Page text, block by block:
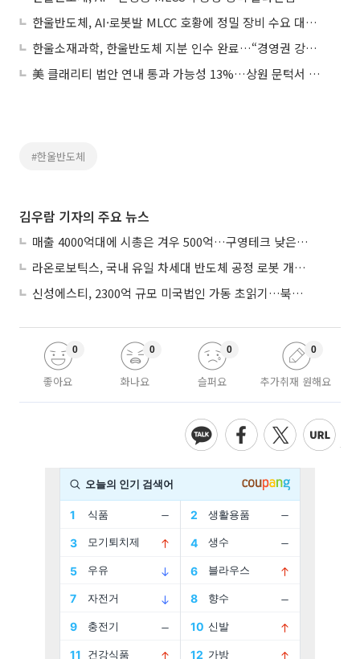
한울반도체, AI·로봇발 MLCC 호황에 정밀 장비 수요 대응…사업 다각화 속도
한울소재과학, 한울반도체 지분 인수 완료…“경영권 강화ㆍ오버행 해소”
美 클래리티 법안 연내 통과 가능성 13%…상원 문턱서 제동
#한울반도체
김우람 기자의 주요 뉴스
매출 4000억대에 시총은 겨우 500억…구영테크 낮은 몸값에 저가 승계 마무리
라온로보틱스, 국내 유일 차세대 반도체 공정 로봇 개발 ‘고객사 테스트 진행’
신성에스티, 2300억 규모 미국법인 가동 초읽기…북미 ESS 공략 본격화
좋아요
0
화나요
0
슬퍼요
0
추가취재 원해요
0